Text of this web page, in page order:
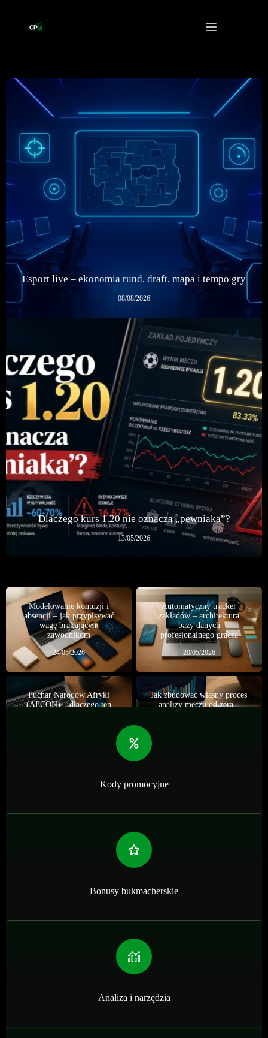
Esport live – ekonomia rund, draft, mapa i tempo gry
08/08/2026
Dlaczego kurs 1.20 nie oznacza „pewniaka”?
13/05/2026
Modelowanie kontuzji i
absencji – jak przypisywać
wagę brakującym
zawodnikom
24/05/2026
Automatyczny tracker
zakładów – architektura
bazy danych
profesjonalnego gracza
20/05/2026
Puchar Narodów Afryki
(AFCON) – dlaczego ten
Jak zbudować własny proces
analizy meczu od zera –
Kody promocyjne
Bonusy bukmacherskie
Analiza i narzędzia